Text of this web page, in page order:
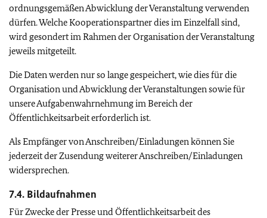
ordnungsgemäßen Abwicklung der Veranstaltung verwenden
dürfen. Welche Kooperationspartner dies im Einzelfall sind,
wird gesondert im Rahmen der Organisation der Veranstaltung
jeweils mitgeteilt.
Die Daten werden nur so lange gespeichert, wie dies für die
Organisation und Abwicklung der Veranstaltungen sowie für
unsere Aufgabenwahrnehmung im Bereich der
Öffentlichkeitsarbeit erforderlich ist.
Als Empfänger von Anschreiben/Einladungen können Sie
jederzeit der Zusendung weiterer Anschreiben/Einladungen
widersprechen.
7.4. Bildaufnahmen
Für Zwecke der Presse und Öffentlichkeitsarbeit des